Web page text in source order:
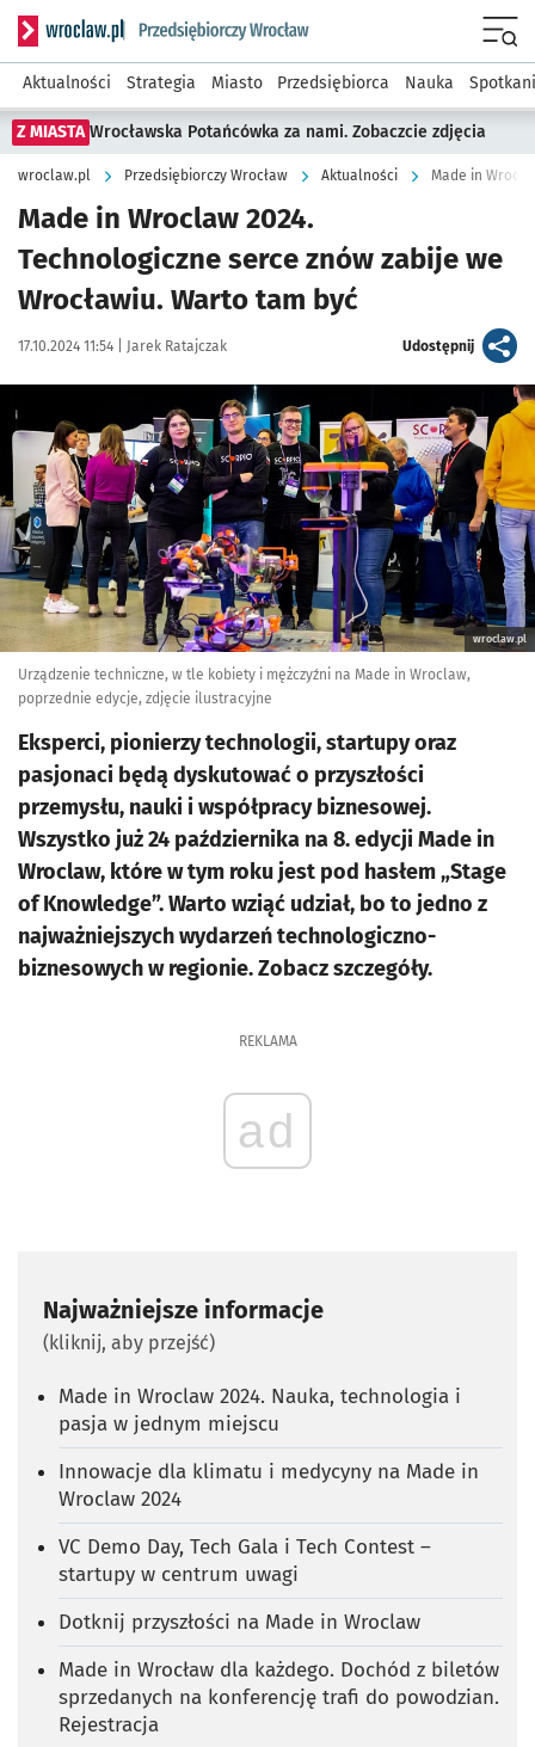
Serwis informacyjny wroclaw.pl podserwis: Strategia
Aktualności Strategia Miasto Przedsiębiorca Nauka
Z MIASTA Wrocławska Potańcówka za nami. Zobaczcie zdjęcia
wroclaw.pl Przedsiębiorczy Wrocław Aktualności Made in
Made in Wroclaw 2024.
Technologiczne serce znów zabije we
Wrocławiu. Warto tam być
Data publikacji:
17.10.2024 11:54 | Autor:
Jarek Ratajczak Udostępnijartykuł
wroclaw.pl
Urządzenie techniczne, w tle kobiety i mężczyźni na Made in Wroclaw,
poprzednie edycje, zdjęcie ilustracyjne
Eksperci, pionierzy technologii, startupy oraz
pasjonaci będą dyskutować o przyszłości
przemysłu, nauki i współpracy biznesowej.
Wszystko już 24 października na 8. edycji Made in
Wroclaw, które w tym roku jest pod hasłem „Stage
of Knowledge”. Warto wziąć udział, bo to jedno z
najważniejszych wydarzeń technologiczno-
biznesowych w regionie. Zobacz szczegóły.
REKLAMA
ad
Najważniejsze informacje
(kliknij, aby przejść)
Made in Wroclaw 2024. Nauka, technologia i
pasja w jednym miejscu
Innowacje dla klimatu i medycyny na Made in
Wroclaw 2024
VC Demo Day, Tech Gala i Tech Contest –
startupy w centrum uwagi
Dotknij przyszłości na Made in Wroclaw
Made in Wrocław dla każdego. Dochód z biletów
sprzedanych na konferencję trafi do powodzian.
Rejestracja